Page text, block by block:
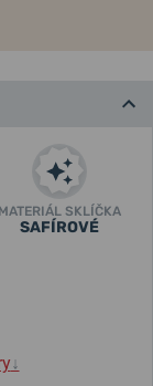
MATERIÁL SKLÍČKA
SAFÍROVÉ
↓